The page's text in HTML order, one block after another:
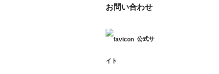
お問い合わせ
公式サ
イト